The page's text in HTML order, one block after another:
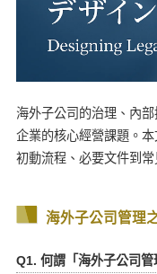
海外子公司的治理、內
企業的核心經營課題。
初動流程、必要文件到
海外子公司管理
Q1. 何謂「海外子公司管